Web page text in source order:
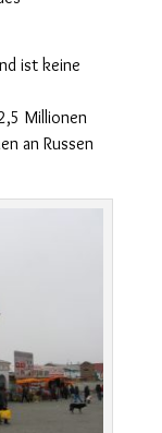
ist keine
Millionen
an Russen